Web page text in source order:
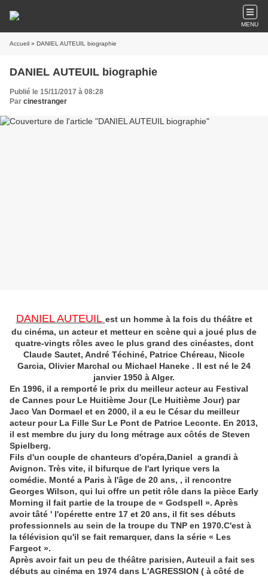
MENU
Accueil » DANIEL AUTEUIL biographie
DANIEL AUTEUIL biographie
Publié le 15/11/2017 à 08:28
Par cinestranger
DANIEL AUTEUIL est un homme à la fois du théâtre et
du cinéma, un acteur et metteur en scène qui a joué plus de
quatre-vingts rôles avec le plus grand des cinéastes, dont
Claude Sautet, André Téchiné, Patrice Chéreau, Nicole
Garcia, Olivier Marchal ou Michael Haneke . Il est né le 24
janvier 1950 à Alger.
En 1996, il a remporté le prix du meilleur acteur au Festival
de Cannes pour Le Huitième Jour (Le Huitième Jour) par
Jaco Van Dormael et en 2000, il a eu le César du meilleur
acteur pour La Fille Sur Le Pont de Patrice Leconte. En 2013,
il est membre du jury du long métrage aux côtés de Steven
Spielberg.
Fils d'un couple de chanteurs d'opéra,Daniel a grandi à
Avignon. Très vite, il bifurque de l'art lyrique vers la
comédie. Monté a Paris à l'âge de 20 ans, , il rencontre
Georges Wilson, qui lui offre un petit rôle dans la pièce Early
Morning il fait partie de la troupe de « Godspell ». Après
avoir tâté ' l'opérette entre 17 et 20 ans, il fit ses débuts
professionnels au sein de la troupe du TNP en 1970.C'est à
la télévision qu'il se fait remarquer, dans la série « Les
Fargeot ».
Après avoir fait un peu de théâtre parisien, Auteuil a fait ses
débuts au cinéma en 1974 dans L'AGRESSION ( à côté de